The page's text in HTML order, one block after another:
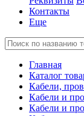
Контакты
Еще
Главная
Каталог
Кабели,
Кабели и
Кабели и